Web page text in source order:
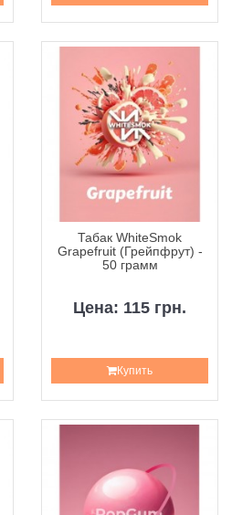
Табак WhiteSmok
Grapefruit (Грейпфрут) -
50 грамм
Цена: 115 грн.
Купить